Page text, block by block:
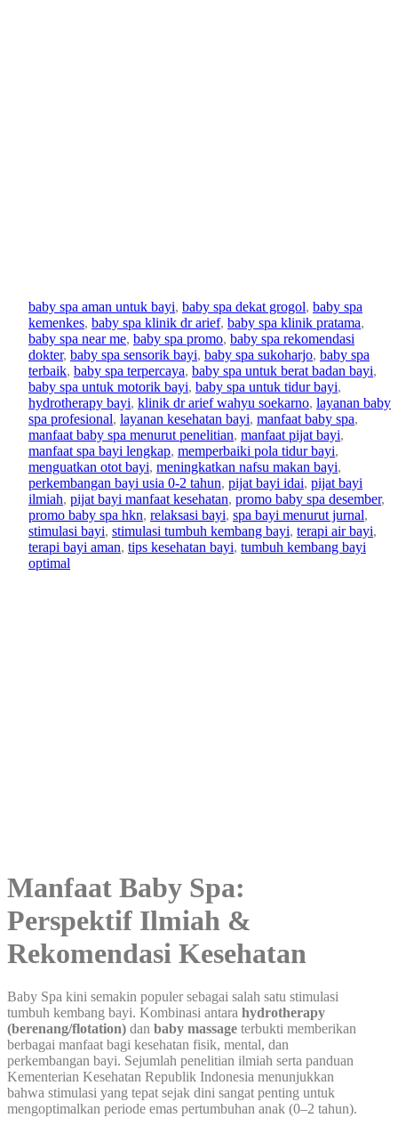
baby spa aman untuk bayi, baby spa dekat grogol, baby spa
kemenkes, baby spa klinik dr arief, baby spa klinik pratama
baby spa near me, baby spa promo, baby spa rekomendasi
dokter, baby spa sensorik bayi, baby spa sukoharjo, baby spa
terbaik, baby spa terpercaya, baby spa untuk berat badan bayi
baby spa untuk motorik bayi, baby spa untuk tidur bayi
hydrotherapy bayi, klinik dr arief wahyu soekarno, layanan baby
spa profesional, layanan kesehatan bayi, manfaat baby spa
manfaat baby spa menurut penelitian, manfaat pijat bayi
manfaat spa bayi lengkap, memperbaiki pola tidur bayi
menguatkan otot bayi, meningkatkan nafsu makan bayi
perkembangan bayi usia 0-2 tahun, pijat bayi idai, pijat bayi
ilmiah, pijat bayi manfaat kesehatan, promo baby spa desember
promo baby spa hkn, relaksasi bayi, spa bayi menurut jurnal
stimulasi bayi, stimulasi tumbuh kembang bayi, terapi air bayi
terapi bayi aman, tips kesehatan bayi, tumbuh kembang bayi
optimal
Manfaat Baby Spa:
Perspektif Ilmiah &
Rekomendasi Kesehatan
Baby Spa kini semakin populer sebagai salah satu stimulasi
tumbuh kembang bayi. Kombinasi antara hydrotherapy
(berenang/flotation) dan baby massage terbukti memberikan
berbagai manfaat bagi kesehatan fisik, mental, dan
perkembangan bayi. Sejumlah penelitian ilmiah serta panduan
Kementerian Kesehatan Republik Indonesia menunjukkan
bahwa stimulasi yang tepat sejak dini sangat penting untuk
mengoptimalkan periode emas pertumbuhan anak (0–2 tahun).